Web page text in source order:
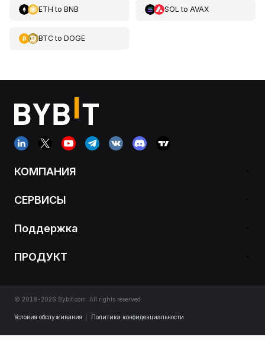
ETH to BNB SOL to AVAX
BTCto DOGE
КОМПАНИЯ
СЕРВИСЫ
Поддержка
ПРОДУКТ
© 2018-2026 Bybit.com. All rights reserved.
Условия обслуживания Политика конфиденциальности